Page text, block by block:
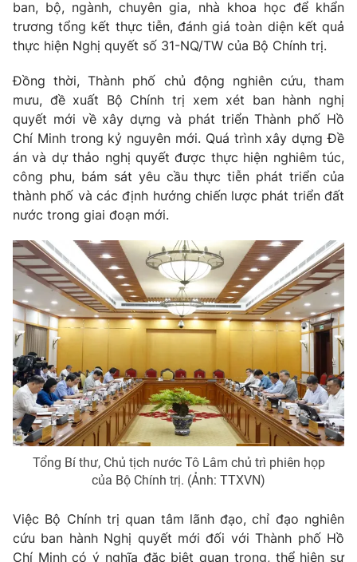
Photo Infographic
Video Shorts video
VTV Money VTV Thể thao
VTV Sức khoẻ Bất động sản
Thị trường 24h
VTV4 Vươn mình bằng AI
VTV9 VTV8
Liên hệ tòa soạn English
THỜI BÁO VTV
Theo dõi báo trên
Cơ quan chủ quản:Đài Truyền hình Việt Nam
ban, bộ, ngành, chuyên gia, nhà khoa học để khẩn
trương tổng kết thực tiễn, đánh giá toàn diện kết quả
thực hiện Nghị quyết số 31-NQ/TW của Bộ Chính trị.
Đồng thời, Thành phố chủ động nghiên cứu, tham
mưu, đề xuất Bộ Chính trị xem xét ban hành nghị
quyết mới về xây dựng và phát triển Thành phố Hồ
Chí Minh trong kỷ nguyên mới. Quá trình xây dựng Đề
án và dự thảo nghị quyết được thực hiện nghiêm túc,
công phu, bám sát yêu cầu thực tiễn phát triển của
thành phố và các định hướng chiến lược phát triển đất
nước trong giai đoạn mới.
Tổng Bí thư, Chủ tịch nước Tô Lâm chủ trì phiên họp
của Bộ Chính trị. (Ảnh: TTXVN)
Việc Bộ Chính trị quan tâm lãnh đạo, chỉ đạo nghiên
cứu ban hành Nghị quyết mới đối với Thành phố Hồ
Chí Minh có ý nghĩa đặc biệt quan trọng, thể hiện sự